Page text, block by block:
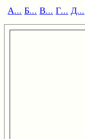
А... Б... В... Г... Д...